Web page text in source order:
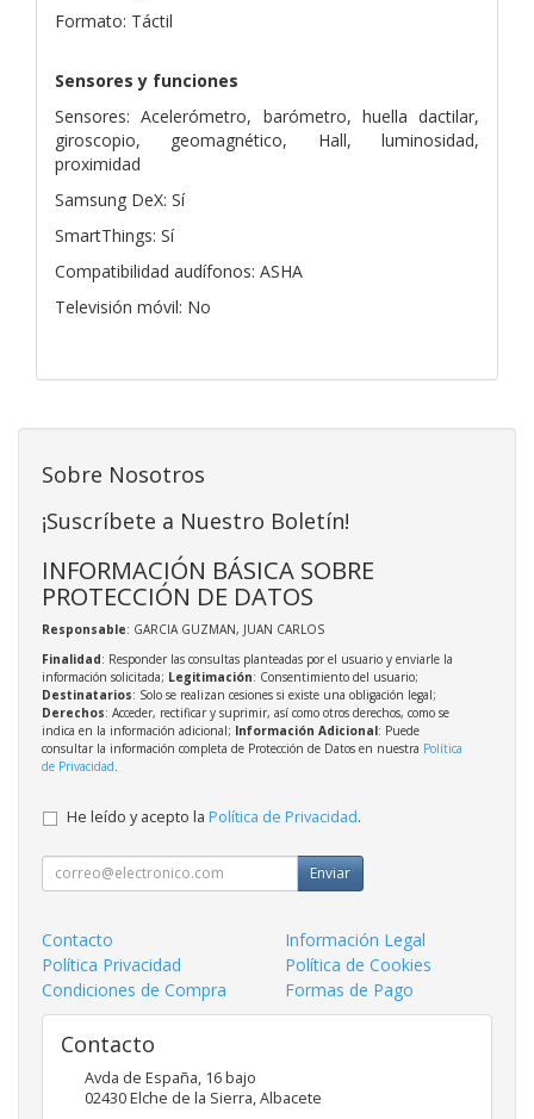
Formato: Táctil
Sensores y funciones
Sensores: Acelerómetro, barómetro, huella dactilar,
giroscopio, geomagnético, Hall, luminosidad,
proximidad
Samsung DeX: Sí
SmartThings: Sí
Compatibilidad audífonos: ASHA
Televisión móvil: No
Sobre Nosotros
¡Suscríbete a Nuestro Boletín!
INFORMACIÓN BÁSICA SOBRE
PROTECCIÓN DE DATOS
Responsable: GARCIA GUZMAN, JUAN CARLOS
Finalidad: Responder las consultas planteadas por el usuario y enviarle la
información solicitada; Legitimación: Consentimiento del usuario;
Destinatarios: Solo se realizan cesiones si existe una obligación legal;
Derechos: Acceder, rectificar y suprimir, así como otros derechos, como se
indica en la información adicional; Información Adicional: Puede
consultar la información completa de Protección de Datos en nuestra Política
de Privacidad
He leído y acepto la Política de Privacidad.
Enviar
Contacto
Información Legal
Política Privacidad
Política de Cookies
Condiciones de Compra
Formas de Pago
Contacto
Avda de España, 16 bajo
02430Elche de la Sierra,Albacete